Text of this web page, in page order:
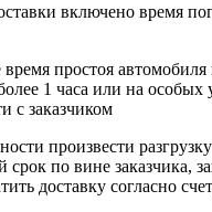
включено время
простоя автомобиля
1 часа или на особых
с заказчиком
произвести
срок по вине заказчика,
доставку согласно